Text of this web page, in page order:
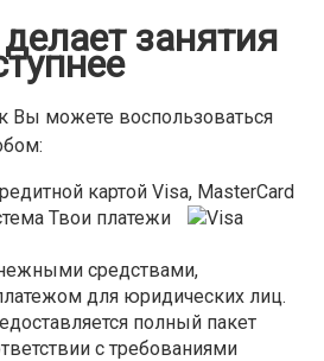
занятия
Вы можете воспользоваться
картой Visa, MasterCard
средствами,
для юридических лиц.
полный пакет
с требованиями